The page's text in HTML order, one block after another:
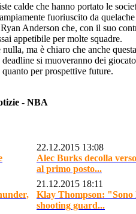
calde che hanno portato le
fuoriuscito da
Anderson che, con il suo
appetibile per molte squadre.
ma è chiaro che anche
si muoveranno dei
per prospettive future.
- NBA
22.12.2015 13:08
Alec Burks decolla
al primo posto...
21.12.2015 18:11
Klay Thompson: "Sono
shooting guard...